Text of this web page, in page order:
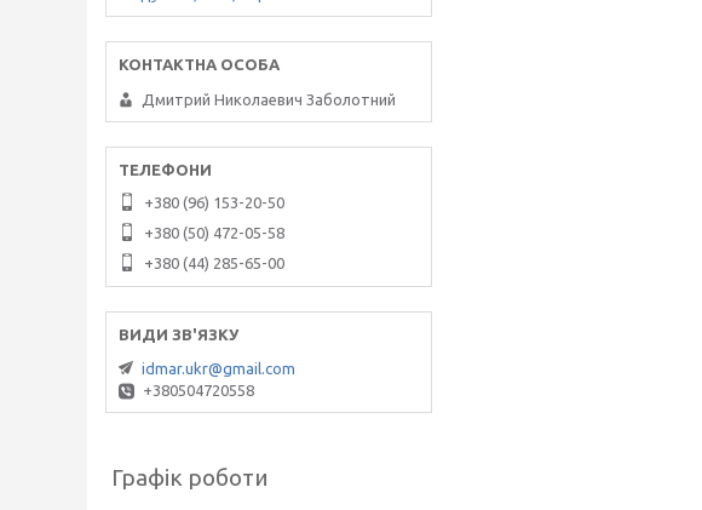
Дмитрий Николаевич Заболотний
+380 (96) 153-20-50
+380 (50) 472-05-58
+380 (44) 285-65-00
idmar.ukr@gmail.com
+380504720558
Графік роботи